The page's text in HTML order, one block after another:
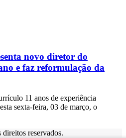
novo diretor do
e faz reformulação da
11 anos de experiência
sexta-feira, 03 de março, o
reservados.